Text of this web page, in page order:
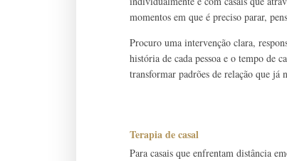
momentos em que é preciso parar,
Procuro uma intervenção clara,
história de cada pessoa e o tempo de
transformar padrões de relação que já
Terapia de casal
Para casais que enfrentam distância